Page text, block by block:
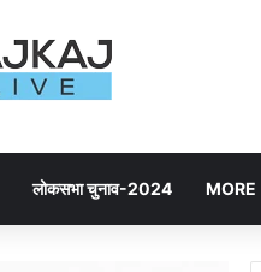
लोकसभा चुनाव-2024 MORE